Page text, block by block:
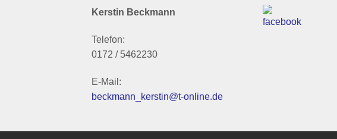
Kerstin Beckmann
Telefon:
0172 / 5462230
E-Mail:
beckmann_kerstin@t-online.de